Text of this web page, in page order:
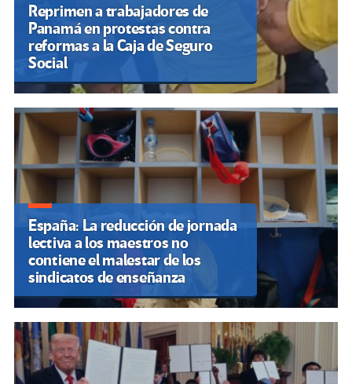
Reprimen a trabajadores de
Panamá en protestas contra
reformas a la Caja de Seguro
Social
España: La reducción de jornada
lectiva a los maestros no
contiene el malestar de los
sindicatos de enseñanza